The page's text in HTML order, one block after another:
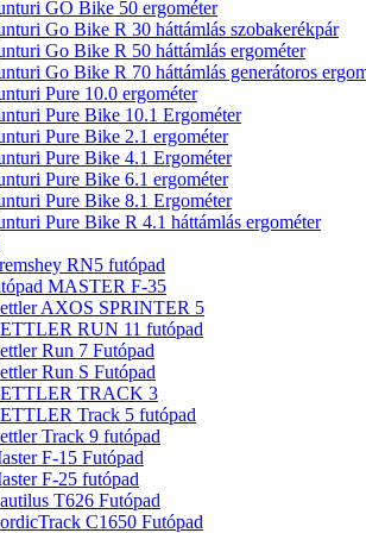
GO Bike 50 ergométer
Go Bike R 30 háttámlás szobakerékpár
Go Bike R 50 háttámlás ergométer
Go Bike R 70 háttámlás generátoros
Pure 10.0 ergométer
Pure Bike 10.1 Ergométer
Pure Bike 2.1 ergométer
Pure Bike 4.1 Ergométer
Pure Bike 6.1 ergométer
Pure Bike 8.1 Ergométer
Pure Bike R 4.1 háttámlás ergométer
RN5 futópad
MASTER F-35
AXOS SPRINTER 5
RUN 11 futópad
Run 7 Futópad
Run S Futópad
TRACK 3
Track 5 futópad
Track 9 futópad
F-15 Futópad
F-25 futópad
T626 Futópad
C1650 Futópad